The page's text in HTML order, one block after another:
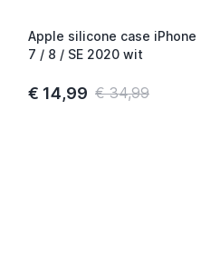
Apple silicone case iPhone
7 / 8 / SE 2020 wit
€ 14,99 € 34,99